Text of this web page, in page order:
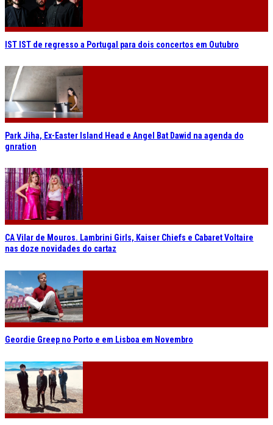
IST IST de regresso a Portugal para dois concertos em Outubro
Park Jiha, Ex-Easter Island Head e Angel Bat Dawid na agenda do
gnration
CA Vilar de Mouros. Lambrini Girls, Kaiser Chiefs e Cabaret Voltaire
nas doze novidades do cartaz
Geordie Greep no Porto e em Lisboa em Novembro